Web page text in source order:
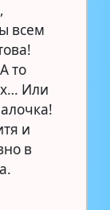
всем
то
Или
и
в